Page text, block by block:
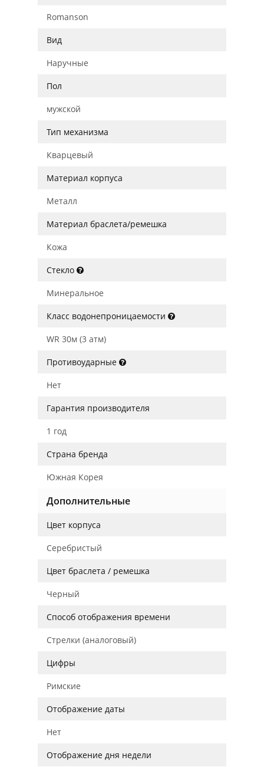
Romanson
Вид
Наручные
Пол
мужской
Тип механизма
Кварцевый
Материал корпуса
Металл
Материал браслета/ремешка
Кожа
Стекло
Минеральное
Класс водонепроницаемости
WR 30м (3 атм)
Противоударные
Нет
Гарантия производителя
1 год
Страна бренда
Южная Корея
Дополнительные
Цвет корпуса
Серебристый
Цвет браслета / ремешка
Черный
Способ отображения времени
Стрелки (аналоговый)
Цифры
Римские
Отображение даты
Нет
Отображение дня недели